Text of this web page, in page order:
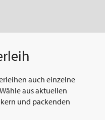
auch einzelne
aus aktuellen
und packenden